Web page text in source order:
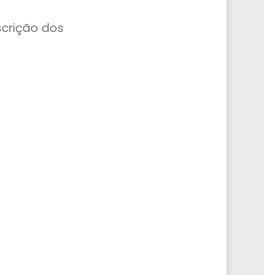
dos